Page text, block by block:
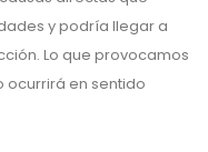
y podría llegar a
Lo que provocamos
ocurrirá en sentido